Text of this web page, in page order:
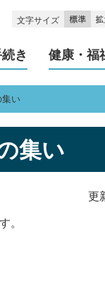
文字サイズ
き 健康・福
集い
集い
更
。